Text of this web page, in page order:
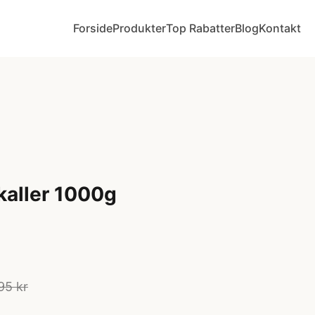
ForsideProdukterTop RabatterBlogKontakt
1000g
kr